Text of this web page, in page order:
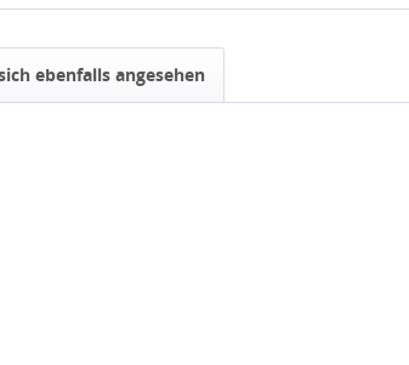
ebenfalls angesehen